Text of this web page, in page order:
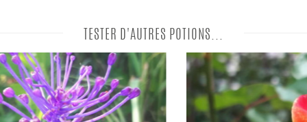
TESTER D'AUTRES POTIONS...